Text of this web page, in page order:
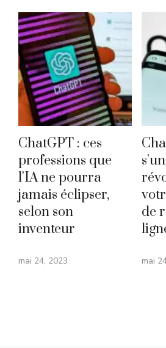
ChatGPT : ces
professions que
l'IA ne pourra
jamais éclipser,
selon son
inventeur
mai 24, 2023
de
mai